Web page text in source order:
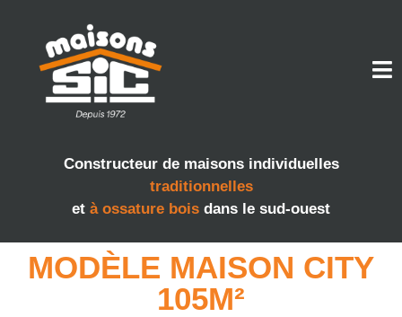
Constructeur de maisons individuelles
traditionnelles
et à ossature bois dans le sud-ouest
MODÈLE MAISON CITY
105M²